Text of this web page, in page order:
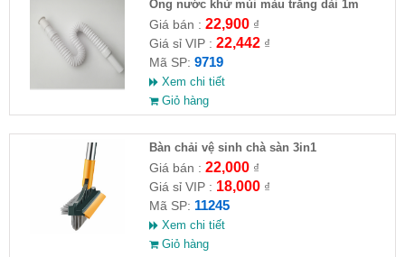
Ống nước khử mùi màu trắng dài 1m
Giá bán : 22,900₫
Giá sỉ VIP : 22,442₫
Mã SP: 9719
Xem chi tiết
Giỏ hàng
Bàn chải vệ sinh chà sàn 3in1
Giá bán : 22,000₫
Giá sỉ VIP : 18,000₫
Mã SP: 11245
Xem chi tiết
Giỏ hàng